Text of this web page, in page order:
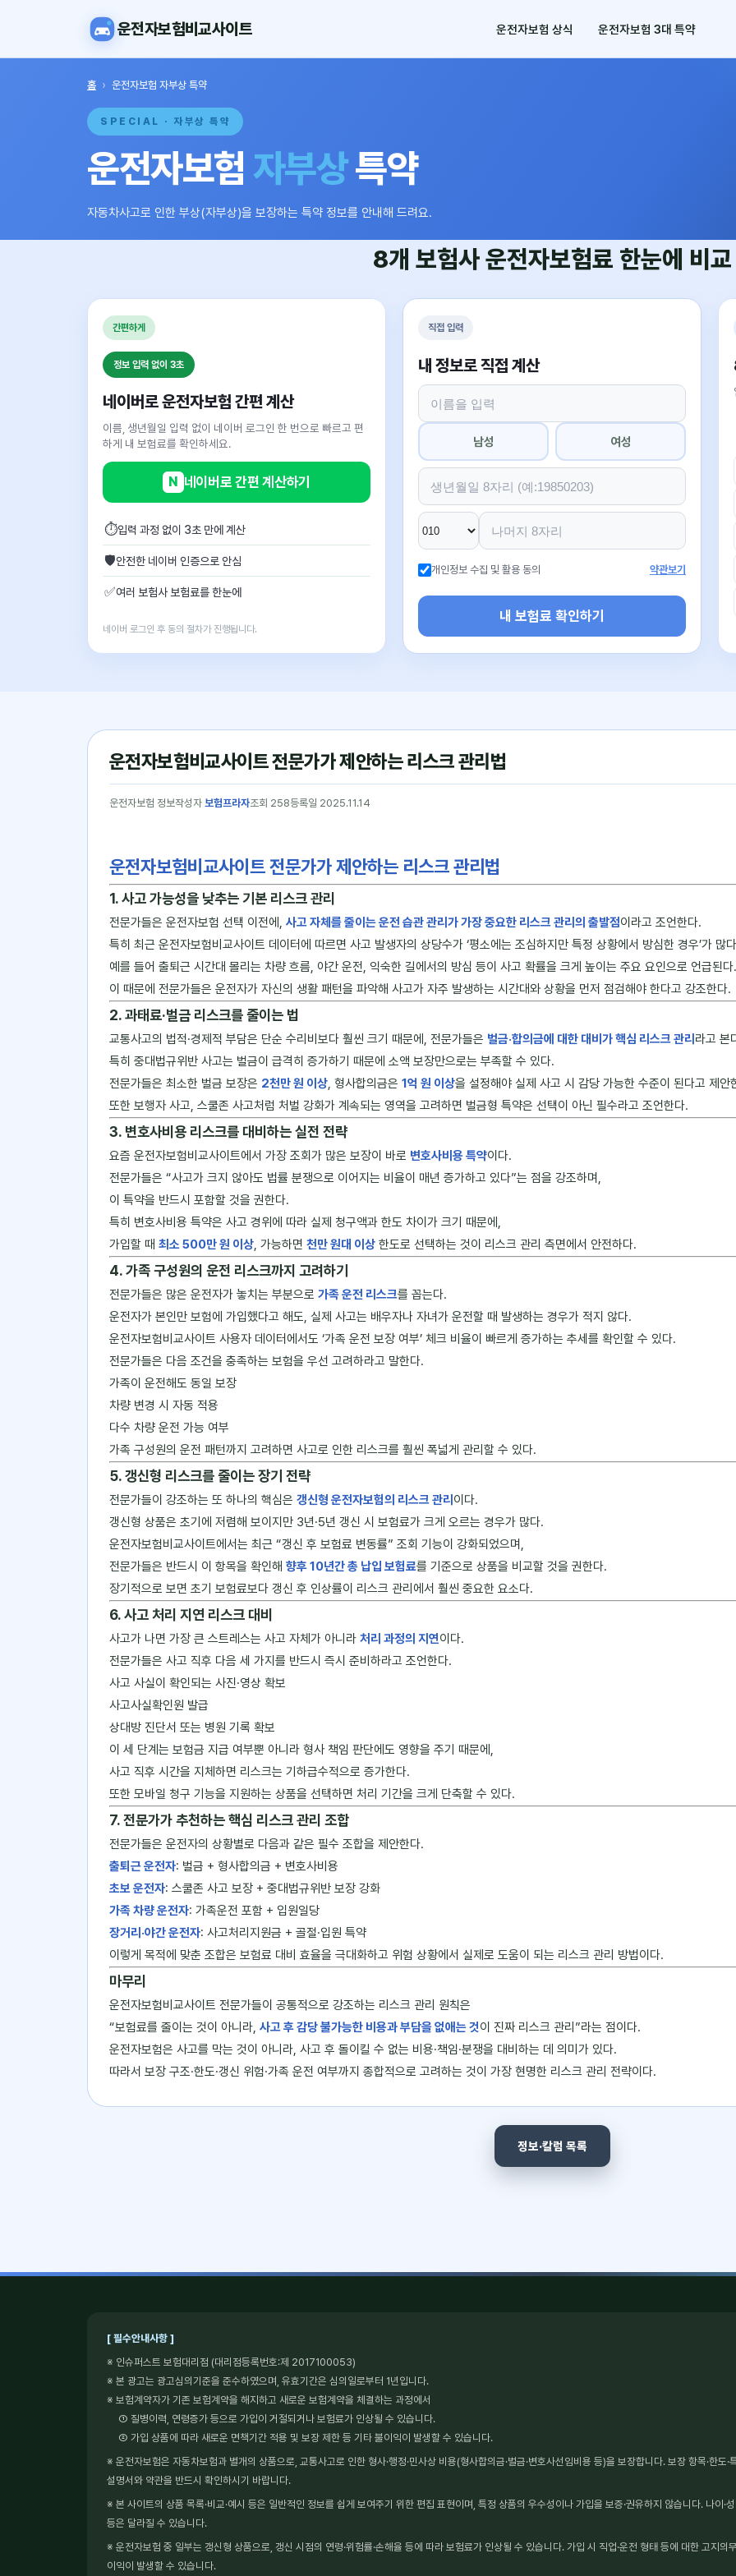
운전자보험비교사이트 운전자보험 상식 운전자보험 3대 특약
홈 › 운전자보험 자부상 특약
SPECIAL · 자부상 특약
운전자보험 자부상특약
자동차사고로 인한 부상(자부상)을 보장하는 특약 정보를 안내해 드려요.
8개 보험사운전자보험료 한눈에 비교
간편하게
정보 입력 없이 3초
네이버로 운전자보험 간편 계산
이름, 생년월일 입력 없이 네이버 로그인 한 번으로 빠르고 편
하게 내 보험료를 확인하세요.
N 네이버로 간편 계산하기
⏱입력 과정 없이 3초 만에 계산
🛡안전한 네이버 인증으로 안심
✅여러 보험사 보험료를 한눈에
네이버 로그인 후 동의 절차가 진행됩니다.
직접 입력
내 정보로 직접 계산
남성 여성
개인정보 수집 및 활용 동의 약관보기
내 보험료 확인하기
운전자보험비교사이트 전문가가 제안하는 리스크 관리법
운전자보험 정보작성자 보험프라자조회 258등록일 2025.11.14
운전자보험비교사이트 전문가가 제안하는 리스크 관리법
1. 사고 가능성을 낮추는 기본 리스크 관리
전문가들은 운전자보험 선택 이전에, 사고 자체를 줄이는 운전 습관 관리가 가장 중요한 리스크 관리의 출발점이라고 조언한다.
특히 최근 운전자보험비교사이트 데이터에 따르면 사고 발생자의 상당수가 ‘평소에는 조심하지만 특정 상황에서 방심한 경우’가 많
예를 들어 출퇴근 시간대 몰리는 차량 흐름, 야간 운전, 익숙한 길에서의 방심 등이 사고 확률을 크게 높이는 주요 요인으로 언급된다.
이 때문에 전문가들은 운전자가 자신의 생활 패턴을 파악해 사고가 자주 발생하는 시간대와 상황을 먼저 점검해야 한다고 강조한다.
2. 과태료·벌금 리스크를 줄이는 법
교통사고의 법적·경제적 부담은 단순 수리비보다 훨씬 크기 때문에, 전문가들은 벌금·합의금에 대한 대비가 핵심 리스크 관리 라고 본
특히 중대법규위반 사고는 벌금이 급격히 증가하기 때문에 소액 보장만으로는 부족할 수 있다.
전문가들은 최소한 벌금 보장은 2천만 원 이상, 형사합의금은 1억 원 이상을 설정해야 실제 사고 시 감당 가능한 수준이 된다고 제안
또한 보행자 사고, 스쿨존 사고처럼 처벌 강화가 계속되는 영역을 고려하면 벌금형 특약은 선택이 아닌 필수라고 조언한다.
3. 변호사비용 리스크를 대비하는 실전 전략
요즘 운전자보험비교사이트에서 가장 조회가 많은 보장이 바로 변호사비용 특약이다.
전문가들은 “사고가 크지 않아도 법률 분쟁으로 이어지는 비율이 매년 증가하고 있다”는 점을 강조하며,
이 특약을 반드시 포함할 것을 권한다.
특히 변호사비용 특약은 사고 경위에 따라 실제 청구액과 한도 차이가 크기 때문에,
가입할 때 최소 500만 원 이상, 가능하면 천만 원대 이상 한도로 선택하는 것이 리스크 관리 측면에서 안전하다.
4. 가족 구성원의 운전 리스크까지 고려하기
전문가들은 많은 운전자가 놓치는 부분으로 가족 운전 리스크를 꼽는다.
운전자가 본인만 보험에 가입했다고 해도, 실제 사고는 배우자나 자녀가 운전할 때 발생하는 경우가 적지 않다.
운전자보험비교사이트 사용자 데이터에서도 ‘가족 운전 보장 여부’ 체크 비율이 빠르게 증가하는 추세를 확인할 수 있다.
전문가들은 다음 조건을 충족하는 보험을 우선 고려하라고 말한다.
가족이 운전해도 동일 보장
차량 변경 시 자동 적용
다수 차량 운전 가능 여부
가족 구성원의 운전 패턴까지 고려하면 사고로 인한 리스크를 훨씬 폭넓게 관리할 수 있다.
5. 갱신형 리스크를 줄이는 장기 전략
전문가들이 강조하는 또 하나의 핵심은 갱신형 운전자보험의 리스크 관리 이다.
갱신형 상품은 초기에 저렴해 보이지만 3년·5년 갱신 시 보험료가 크게 오르는 경우가 많다.
운전자보험비교사이트에서는 최근 “갱신 후 보험료 변동률” 조회 기능이 강화되었으며,
전문가들은 반드시 이 항목을 확인해 향후 10년간 총 납입 보험료를 기준으로 상품을 비교할 것을 권한다.
장기적으로 보면 초기 보험료보다 갱신 후 인상률이 리스크 관리에서 훨씬 중요한 요소다.
6. 사고 처리 지연 리스크 대비
사고가 나면 가장 큰 스트레스는 사고 자체가 아니라 처리 과정의 지연이다.
전문가들은 사고 직후 다음 세 가지를 반드시 즉시 준비하라고 조언한다.
사고 사실이 확인되는 사진·영상 확보
사고사실확인원 발급
상대방 진단서 또는 병원 기록 확보
이 세 단계는 보험금 지급 여부뿐 아니라 형사 책임 판단에도 영향을 주기 때문에,
사고 직후 시간을 지체하면 리스크는 기하급수적으로 증가한다.
또한 모바일 청구 기능을 지원하는 상품을 선택하면 처리 기간을 크게 단축할 수 있다.
7. 전문가가 추천하는 핵심 리스크 관리 조합
전문가들은 운전자의 상황별로 다음과 같은 필수 조합을 제안한다.
출퇴근 운전자: 벌금 + 형사합의금 + 변호사비용
초보 운전자: 스쿨존 사고 보장 + 중대법규위반 보장 강화
가족 차량 운전자: 가족운전 포함 + 입원일당
장거리·야간 운전자: 사고처리지원금 + 골절·입원 특약
이렇게 목적에 맞춘 조합은 보험료 대비 효율을 극대화하고 위험 상황에서 실제로 도움이 되는 리스크 관리 방법이다.
마무리
운전자보험비교사이트 전문가들이 공통적으로 강조하는 리스크 관리 원칙은
“보험료를 줄이는 것이 아니라, 사고 후 감당 불가능한 비용과 부담을 없애는 것이 진짜 리스크 관리”라는 점이다.
운전자보험은 사고를 막는 것이 아니라, 사고 후 돌이킬 수 없는 비용·책임·분쟁을 대비하는 데 의미가 있다.
따라서 보장 구조·한도·갱신 위험·가족 운전 여부까지 종합적으로 고려하는 것이 가장 현명한 리스크 관리 전략이다.
정보·칼럼 목록
[ 필수안내사항 ]
※ 인슈퍼스트 보험대리점 (대리점등록번호:제 2017100053)
※ 본 광고는 광고심의기준을 준수하였으며, 유효기간은 심의일로부터 1년입니다.
※ 보험계약자가 기존 보험계약을 해지하고 새로운 보험계약을 체결하는 과정에서
① 질병이력, 연령증가 등으로 가입이 거절되거나 보험료가 인상될 수 있습니다.
② 가입 상품에 따라 새로운 면책기간 적용 및 보장 제한 등 기타 불이익이 발생할 수 있습니다.
※ 운전자보험은 자동차보험과 별개의 상품으로, 교통사고로 인한 형사·행정·민사상 비용(형사합의금·벌금·변호사선임비용 등)을 보장합니다. 보장 항목·한도
설명서와 약관을 반드시 확인하시기 바랍니다.
※ 본 사이트의 상품 목록·비교·예시 등은 일반적인 정보를 쉽게 보여주기 위한 편집 표현이며, 특정 상품의 우수성이나 가입을 보증·권유하지 않습니다. 나이·
등은 달라질 수 있습니다.
※ 운전자보험 중 일부는 갱신형 상품으로, 갱신 시점의 연령·위험률·손해율 등에 따라 보험료가 인상될 수 있습니다. 가입 시 직업·운전 형태 등에 대한 고지
이익이 발생할 수 있습니다.